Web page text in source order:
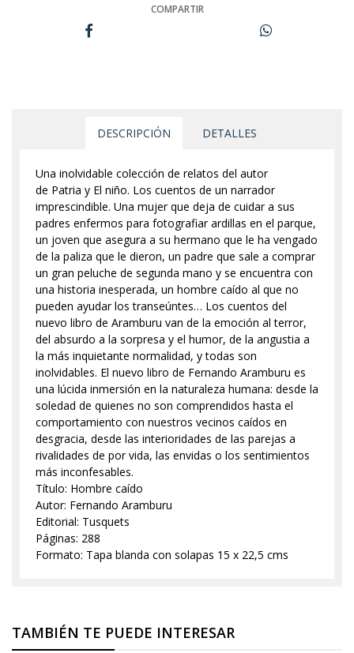
COMPARTIR
DESCRIPCIÓN DETALLES
Una inolvidable colección de relatos del autor
de Patria y El niño. Los cuentos de un narrador
imprescindible. Una mujer que deja de cuidar a sus
padres enfermos para fotografiar ardillas en el parque,
un joven que asegura a su hermano que le ha vengado
de la paliza que le dieron, un padre que sale a comprar
un gran peluche de segunda mano y se encuentra con
una historia inesperada, un hombre caído al que no
pueden ayudar los transeúntes… Los cuentos del
nuevo libro de Aramburu van de la emoción al terror,
del absurdo a la sorpresa y el humor, de la angustia a
la más inquietante normalidad, y todas son
inolvidables. El nuevo libro de Fernando Aramburu es
una lúcida inmersión en la naturaleza humana: desde la
soledad de quienes no son comprendidos hasta el
comportamiento con nuestros vecinos caídos en
desgracia, desde las interioridades de las parejas a
rivalidades de por vida, las envidas o los sentimientos
más inconfesables.
Título: Hombre caído
Autor: Fernando Aramburu
Editorial: Tusquets
Páginas: 288
Formato: Tapa blanda con solapas 15 x 22,5 cms
TAMBIÉN TE PUEDE INTERESAR